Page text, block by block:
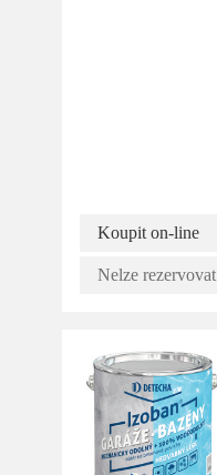
Koupit on-line
Nelze rezervovat